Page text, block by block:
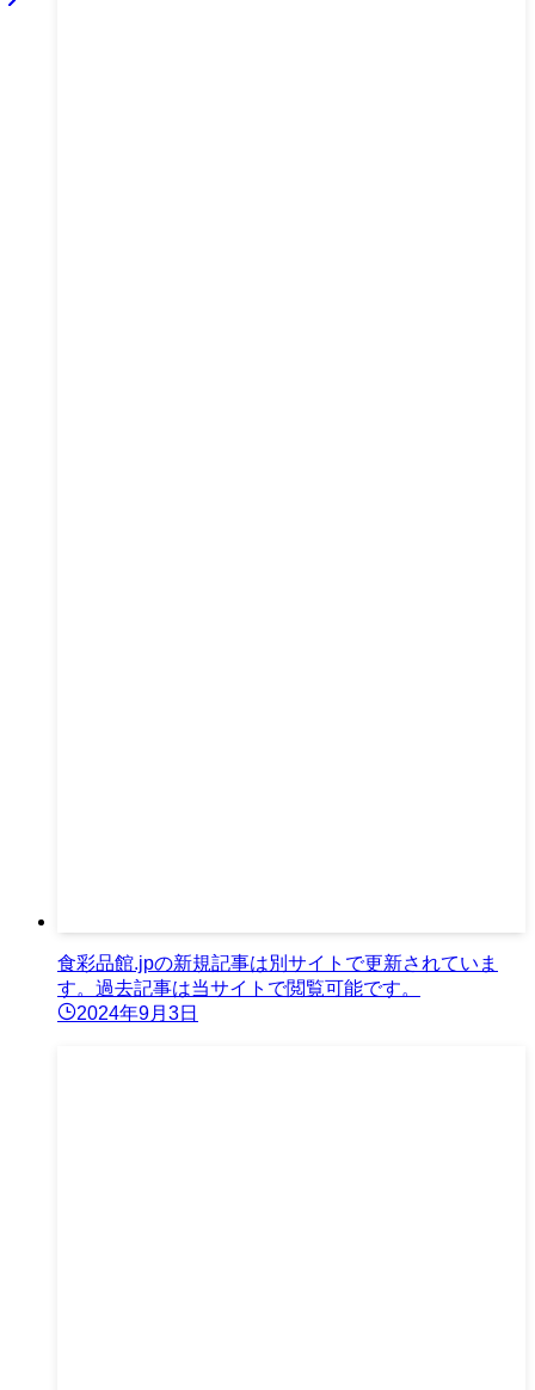
食彩品館.jpの新規記事は別サイトで更新されていま
す。過去記事は当サイトで閲覧可能です。
2024年9月3日